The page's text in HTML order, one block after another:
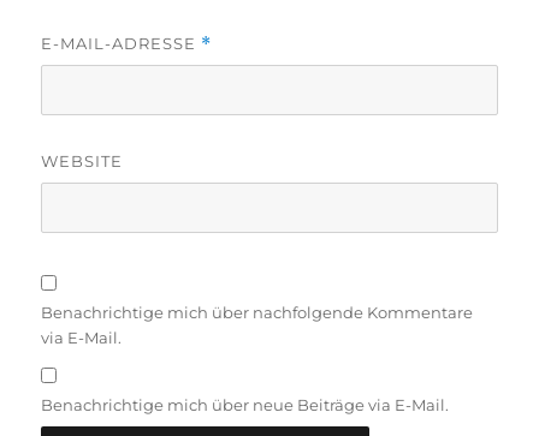
E-MAIL-ADRESSE *
WEBSITE
Benachrichtige mich über nachfolgende Kommentare
via E-Mail.
Benachrichtige mich über neue Beiträge via E-Mail.